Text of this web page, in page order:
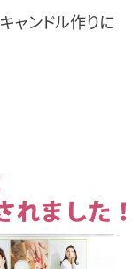
キャンドル作りに